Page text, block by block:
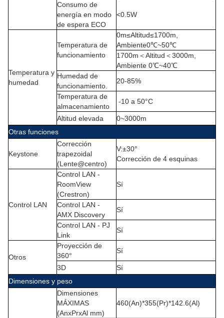
Consumo de
energía en modo
de espera ECO
<0.5W
Temperatura y
humedad
Temperatura de
funcionamiento
0m≤Altitud≤1700m,
Ambiente0℃~50℃
1700m ＜Altitud ＜3000m,
Ambiente 0℃~40℃
Humedad de
funcionamiento.
20-85%
Temperatura de
almacenamiento
-10 a 50°C
Altitud elevada
0~3000m
Otras funciones
Keystone
Corrección
trapezoidal
(Lente@centro)
V:±30°
Corrección de 4 esquinas
Control LAN
Control LAN -
RoomView
(Crestron)
Sí
Control LAN -
AMX Discovery
Sí
Control LAN - PJ
Link
Sí
Otros
Proyección de
360°
Sí
3D
Sí
Dimensiones y peso
Dimensiones
MÁXIMAS
(AnxPrxAl mm)
460(An)*355(Pr)*142.6(Al)